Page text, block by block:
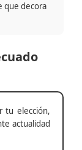
que decora
tu elección,
actualidad